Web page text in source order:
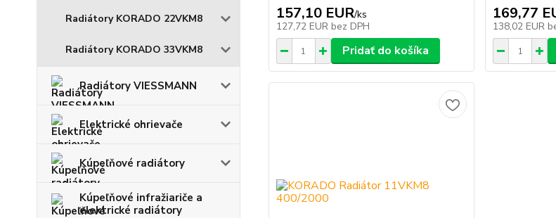
Radiátory KORADO 22VKM8
Radiátory KORADO 33VKM8
Radiátory VIESSMANN
Elektrické ohrievače
Kúpeľňové radiátory
Kúpeľňové infražiariče a
elektrické radiátory
157,10 EUR/ks
127,72 EUR bez DPH
Pridať do košíka
169,77
138,02 EUR